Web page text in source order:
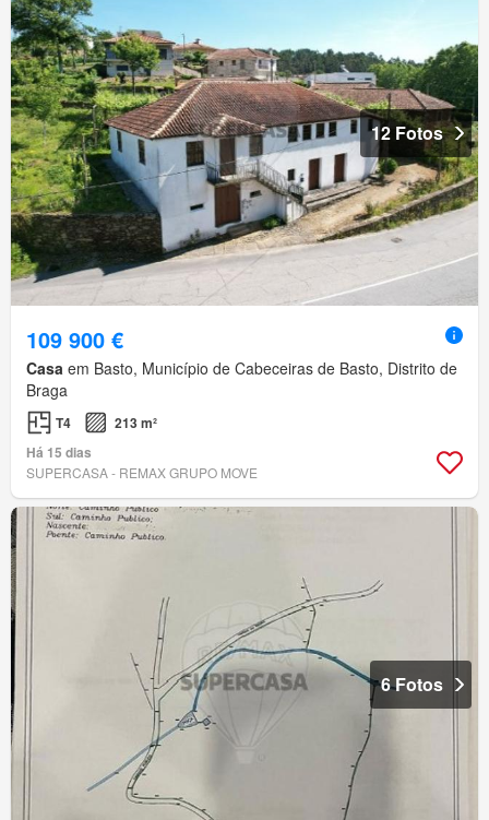
12 Fotos
109 900 €
Casa em Basto, Município de Cabeceiras de Basto, Distrito de
Braga
T4
213 m²
Há 15 dias
SUPERCASA - REMAX GRUPO MOVE
6 Fotos